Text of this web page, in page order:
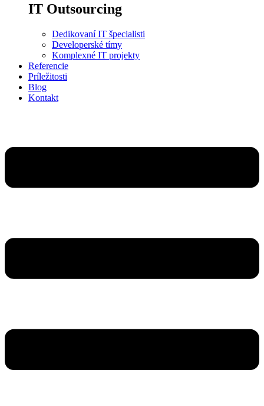
IT Outsourcing
Dedikovaní IT špecialisti
Developerské tímy
Komplexné IT projekty
Referencie
Príležitosti
Blog
Kontakt